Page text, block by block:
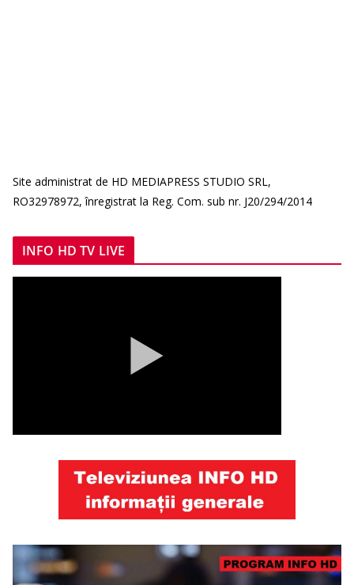
Site administrat de HD MEDIAPRESS STUDIO SRL,
RO32978972, înregistrat la Reg. Com. sub nr. J20/294/2014
INFO HD TV LIVE